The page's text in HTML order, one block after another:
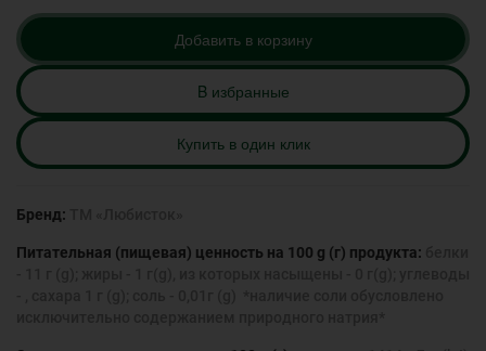
Добавить в корзину
B избранные
Купить в один клик
Бренд:
Питательная (пищевая) ценность на 100 g (г) продукта: